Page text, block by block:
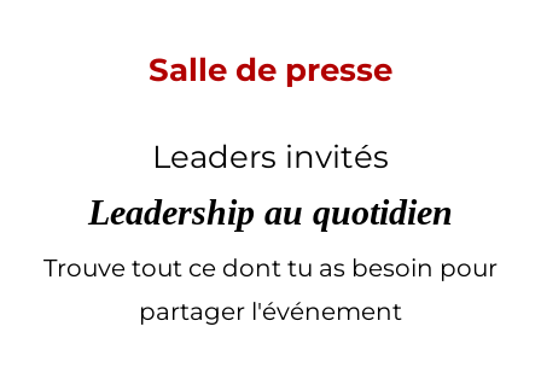
Salle de presse
Leaders invités
Leadership au quotidien
Trouve tout ce dont tu as besoin pour
partager l'événement